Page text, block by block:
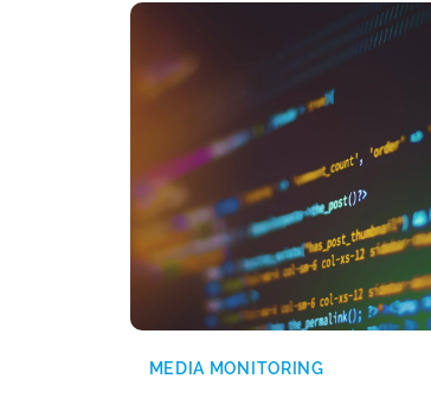
MEDIA MONITORING